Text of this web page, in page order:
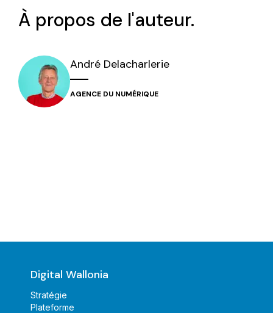
À propos de l'auteur.
André Delacharlerie
AGENCE DU NUMÉRIQUE
Digital Wallonia
Stratégie
Plateforme